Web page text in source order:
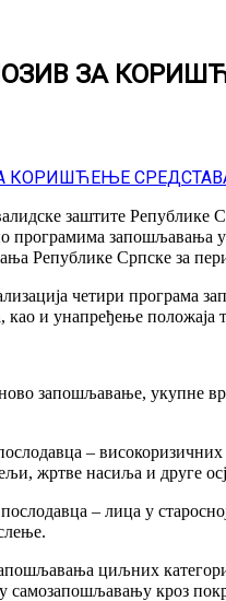
ЗА
заштите
програмима запошљавања
Републике Српске за
четири
као и унапређење
запошљавање, укупне
–
жртве насиља и друге
– лица у
циљних
самозапошљавању кроз